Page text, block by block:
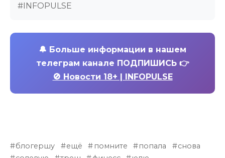
#INFOPULSE
🔔 Больше информации в нашем
телеграм канале ПОДПИШИСЬ 👉
🚫 Новости 18+ | INFOPULSE
блогершу ещё помните попала
снова